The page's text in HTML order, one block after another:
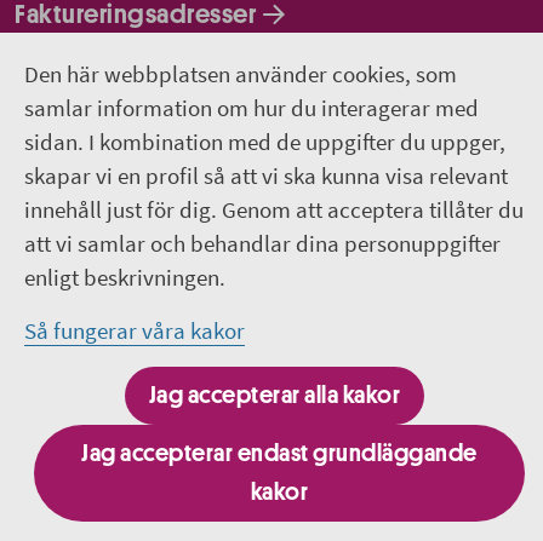
Den här webbplatsen använder cookies, som
samlar information om hur du interagerar med
sidan. I kombination med de uppgifter du uppger,
skapar vi en profil så att vi ska kunna visa relevant
innehåll just för dig. Genom att acceptera tillåter du
att vi samlar och behandlar dina personuppgifter
enligt beskrivningen.
Så fungerar våra kakor
Jag accepterar alla kakor
Jag accepterar endast grundläggande
kakor
Faktureringsadresser
Om webbplatsen
018-611 00 00
region.uppsala@regionuppsala.se
Genvägar
It-system och e-tjänster
Besök fler webbplatser inom Region Uppsala